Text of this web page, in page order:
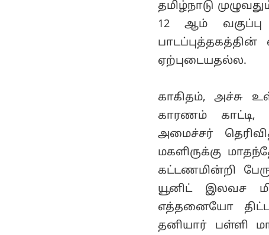
தமிழ்நாடு
12 ஆம்
ஏற்புடையதல்ல.
காகிதம், அச்சு
காரணம் காட்டி,
அமைச்சர்
மகளிருக்கு
கட்டணமின்றி
யூனிட் இலவச
எத்தனையோ
தனியார் பள்ளி